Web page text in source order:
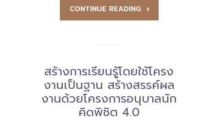
CONTINUE READING
สร้างการเรียนรู้โดยใช้โครง
งานเป็นฐาน สร้างสรรค์ผล
งานด้วยโครงการอนุบาลนัก
คิดพิชิต 4.0